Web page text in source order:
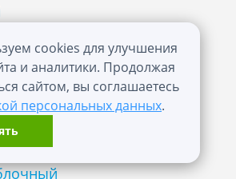
cookies для улучшения
и аналитики. Продолжая
сайтом, вы соглашаетесь
персональных данных.